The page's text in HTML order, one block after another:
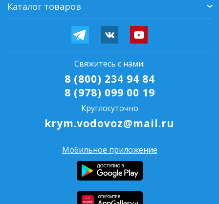
Каталог товаров
Свяжитесь с нами:
8 (800) 234 94 84
8 (978) 099 00 19
Круглосуточно
krym.vodovoz@mail.ru
Мобильное приложение